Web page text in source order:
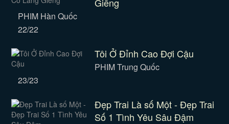
PHIM Hàn Quốc
22/22
Tôi Ở Đỉnh Cao Đợi Cậu
PHIM Trung Quốc
23/23
Đẹp Trai Là số Một - Đẹp Trai
Số 1 Tình Yêu Sâu Đậm